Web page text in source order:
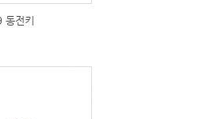
전키